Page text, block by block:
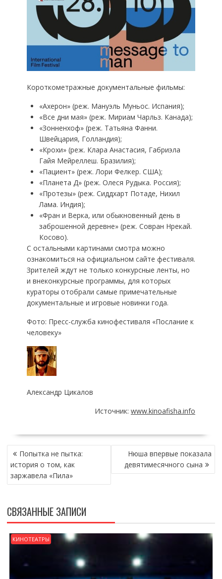
Короткометражные документальные фильмы:
«Ахерон» (реж. Мануэль Муньос. Испания);
«Все дни мая» (реж. Мириам Чарльз. Канада);
«Зонненхоф» (реж. Татьяна Фанни.
Швейцария, Голландия);
«Крохи» (реж. Клара Анастасия, Габриэла
Гайя Мейреллеш. Бразилия);
«Пациент» (реж. Лори Фелкер. США);
«Планета Д» (реж. Олеся Рудыка. Россия);
«Протезы» (реж. Сиддхарт Потаде, Нихил
Лама. Индия);
«Фран и Верка, или обыкновенный день в
заброшенной деревне» (реж. Совран Нрекай.
Косово).
С остальными картинами смотра можно
ознакомиться на официальном сайте фестиваля.
Зрителей ждут не только конкурсные ленты, но
и внеконкурсные программы, для которых
кураторы отобрали самые примечательные
документальные и игровые новинки года.
Фото: Пресс-служба кинофестиваля «Послание к
человеку»
Александр Цикалов
Источник:www.kinoafisha.info
НАВИГАЦИЯ
ПО
ЗАПИСЯМ
Попытка не пытка:
история о том, как
заржавела «Пила»
Нюша впервые показала
девятимесячного сына
СВЯЗАННЫЕ ЗАПИСИ
КИНОТЕАТРЫ